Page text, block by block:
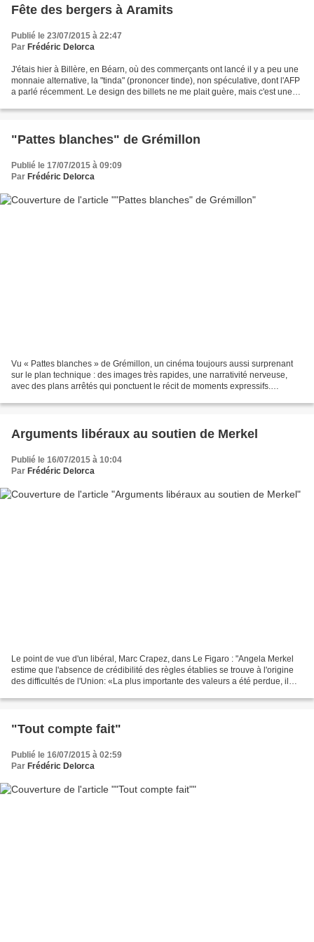
Fête des bergers à Aramits
Publié le 23/07/2015 à 22:47
Par Frédéric Delorca
J'étais hier à Billère, en Béarn, où des commerçants ont lancé il y a peu une
monnaie alternative, la "tinda" (prononcer tinde), non spéculative, dont l'AFP
a parlé récemment. Le design des billets ne me plait guère, mais c'est une
"Pattes blanches" de Grémillon
Publié le 17/07/2015 à 09:09
Par Frédéric Delorca
Vu « Pattes blanches » de Grémillon, un cinéma toujours aussi surprenant
sur le plan technique : des images très rapides, une narrativité nerveuse,
avec des plans arrêtés qui ponctuent le récit de moments expressifs.
Arguments libéraux au soutien de Merkel
Publié le 16/07/2015 à 10:04
Par Frédéric Delorca
Le point de vue d'un libéral, Marc Crapez, dans Le Figaro : "Angela Merkel
estime que l'absence de crédibilité des règles établies se trouve à l'origine
des difficultés de l'Union: «La plus importante des valeurs a été perdue, il
"Tout compte fait"
Publié le 16/07/2015 à 02:59
Par Frédéric Delorca